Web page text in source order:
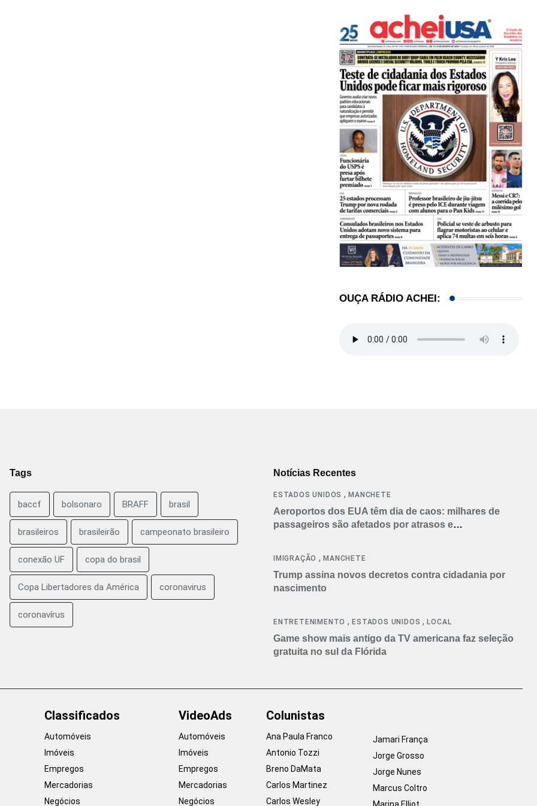
OUÇA RÁDIO ACHEI:
Tags
baccf bolsonaro BRAFF brasil
brasileiros brasileirão campeonato brasileiro
conexão UF copa do brasil
Copa Libertadores da América coronavirus
coronavírus
Notícias Recentes
ESTADOS UNIDOS ,MANCHETE
Aeroportos dos EUA têm dia de caos: milhares de
passageiros são afetados por atrasos e
IMIGRAÇÃO ,MANCHETE
Trump assina novos decretos contra cidadania por
nascimento
ENTRETENIMENTO ,ESTADOS UNIDOS ,LOCAL
Game show mais antigo da TV americana faz seleção
gratuita no sul da Flórida
Classificados
Automóveis
Imóveis
Empregos
Mercadorias
Negócios
VideoAds
Automóveis
Imóveis
Empregos
Mercadorias
Negócios
Colunistas
Ana Paula Franco
Antonio Tozzi
Breno DaMata
Carlos Martinez
Carlos Wesley
Jamari França
Jorge Grosso
Jorge Nunes
Marcus Coltro